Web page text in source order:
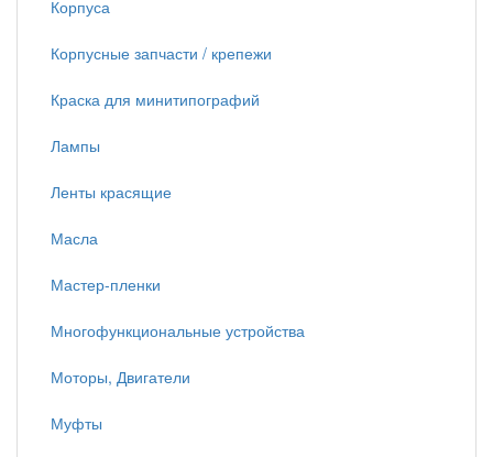
Корпуса
Корпусные запчасти / крепежи
Краска для минитипографий
Лампы
Ленты красящие
Масла
Мастер-пленки
Многофункциональные устройства
Моторы, Двигатели
Муфты